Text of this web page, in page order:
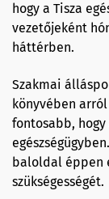
hogy a Tisza
vezetőjeként
háttérben.
Szakmai
könyvében
fontosabb, hogy
baloldal éppen
szükségességét.